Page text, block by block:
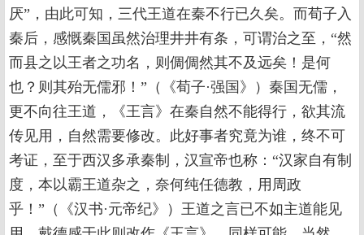
厌”，由此可知，三代王道在秦不行已久矣。而荀子入
秦后，感慨秦国虽然治理井井有条，可谓治之至，“然
而县之以王者之功名，则倜倜然其不及远矣！是何
也？则其殆无儒邪！”（《荀子·强国》）秦国无儒，
更不向往王道，《王言》在秦自然不能得行，欲其流
传见用，自然需要修改。此好事者究竟为谁，终不可
考证，至于西汉多承秦制，汉宣帝也称：“汉家自有制
度，本以霸王道杂之，奈何纯任德教，用周政
乎！”（《汉书·元帝纪》）王道之言已不如主道能见